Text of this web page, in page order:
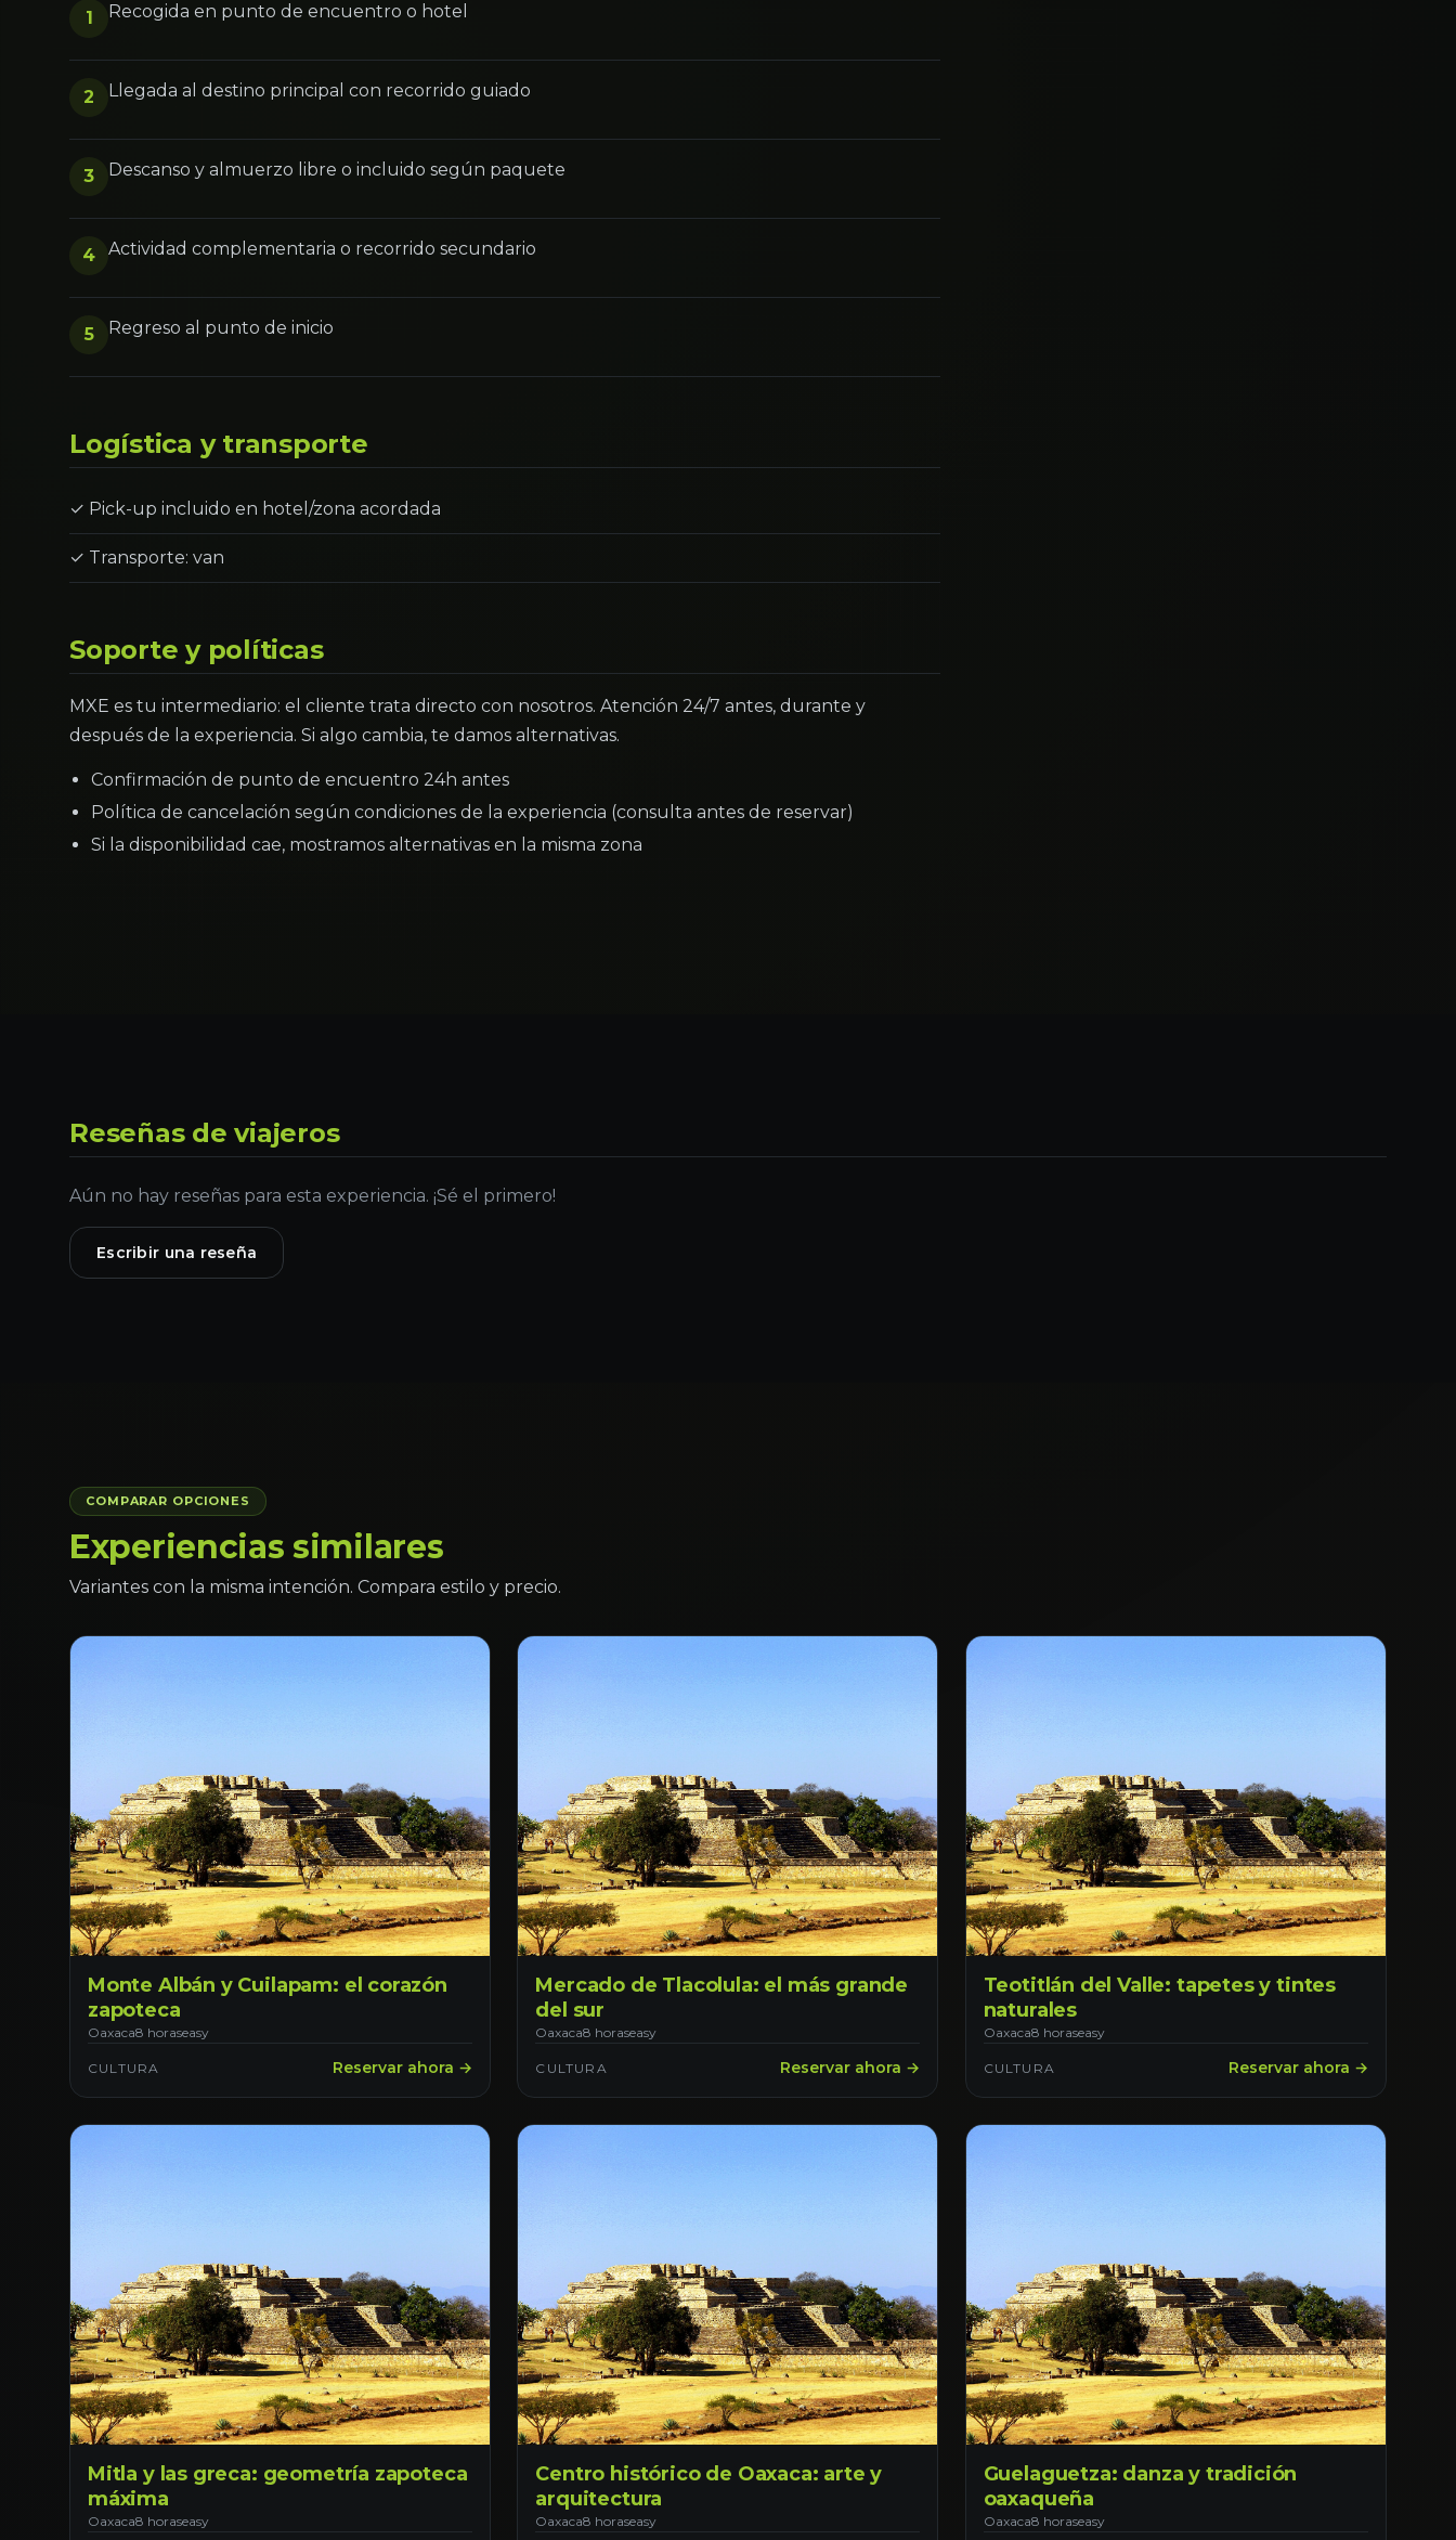
1 Recogida en punto de encuentro o hotel
2 Llegada al destino principal con recorrido guiado
3 Descanso y almuerzo libre o incluido según paquete
4 Actividad complementaria o recorrido secundario
5 Regreso al punto de inicio
Logística y transporte
✓ Pick-up incluido en hotel/zona acordada
✓ Transporte: van
Soporte y políticas
MXE es tu intermediario: el cliente trata directo con nosotros. Atención 24/7 antes, durante y
después de la experiencia. Si algo cambia, te damos alternativas.
Confirmación de punto de encuentro 24h antes
Política de cancelación según condiciones de la experiencia (consulta antes de reservar)
Si la disponibilidad cae, mostramos alternativas en la misma zona
Reseñas de viajeros
Aún no hay reseñas para esta experiencia. ¡Sé el primero!
Escribir una reseña
COMPARAR OPCIONES
Experiencias similares
Variantes con la misma intención. Compara estilo y precio.
Monte Albán y Cuilapam: el corazón
zapoteca
Oaxaca8 horaseasy
CULTURA Reservar ahora →
Mercado de Tlacolula: el más grande
del sur
Oaxaca8 horaseasy
CULTURA Reservar ahora →
Teotitlán del Valle: tapetes y tintes
naturales
Oaxaca8 horaseasy
CULTURA Reservar ahora →
Mitla y las greca: geometría zapoteca
máxima
Oaxaca8 horaseasy
Centro histórico de Oaxaca: arte y
arquitectura
Oaxaca8 horaseasy
Guelaguetza: danza y tradición
oaxaqueña
Oaxaca8 horaseasy